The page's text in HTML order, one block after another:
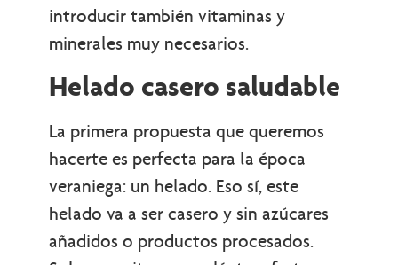
introducir también vitaminas y
minerales muy necesarios.
Helado casero saludable
La primera propuesta que queremos
hacerte es perfecta para la época
veraniega: un helado. Eso sí, este
helado va a ser casero y sin azúcares
añadidos o productos procesados.